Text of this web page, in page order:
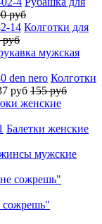
руб
Колготки для
руб
мужская
Колготки
руб 155 руб
женские
Балетки женские
мужские
сожрешь"